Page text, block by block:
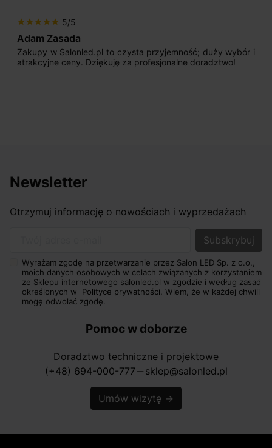
star star star star star 5/5
Adam Zasada
Zakupy w Salonled.pl to czysta przyjemność; duży wybór i
atrakcyjne ceny. Dziękuję za profesjonalne doradztwo!
Newsletter
Otrzymuj informację o nowościach i wyprzedażach
Wyrażam zgodę na przetwarzanie przez Salon LED Sp. z o.o.,
moich danych osobowych w celach związanych z korzystaniem
ze Sklepu internetowego salonled.pl w zgodzie i według zasad
określonych w Polityce prywatności. Wiem, że w każdej chwili
mogę odwołać zgodę.
Pomoc w doborze
Doradztwo techniczne i projektowe
(+48) 694-000-777 horizontal_rule sklep@salonled.pl
Umów wizytę →